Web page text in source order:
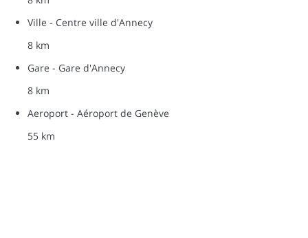
Ville - Centre ville d'Annecy
8 km
Gare - Gare d'Annecy
8 km
Aeroport - Aéroport de Genève
55 km